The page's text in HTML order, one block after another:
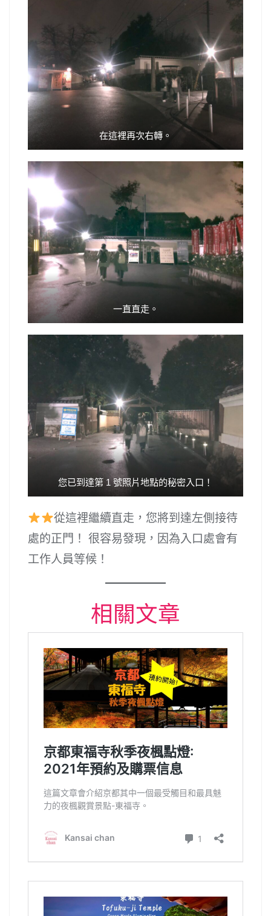
在這裡再次右轉。
一直直走。
您已到達第 1 號照片地點的秘密入口！
從這裡繼續直走，您將到達左側接待
處的正門！ 很容易發現，因為入口處會有
工作人員等候！
相關文章